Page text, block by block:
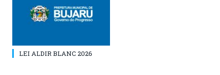
LEI ALDIR BLANC 2026